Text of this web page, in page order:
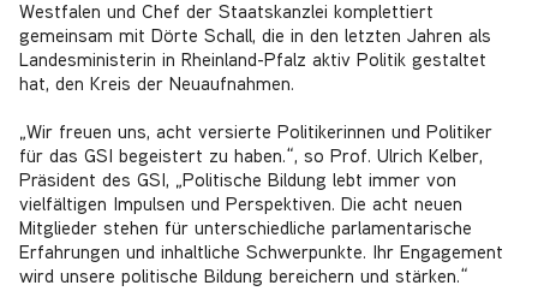
Westfalen und Chef der Staatskanzlei komplettiert
gemeinsam mit Dörte Schall, die in den letzten Jahren als
Landesministerin in Rheinland-Pfalz aktiv Politik gestaltet
hat, den Kreis der Neuaufnahmen.
„Wir freuen uns, acht versierte Politikerinnen und Politiker
für das GSI begeistert zu haben.“, so Prof. Ulrich Kelber,
Präsident des GSI, „Politische Bildung lebt immer von
vielfältigen Impulsen und Perspektiven. Die acht neuen
Mitglieder stehen für unterschiedliche parlamentarische
Erfahrungen und inhaltliche Schwerpunkte. Ihr Engagement
wird unsere politische Bildung bereichern und stärken.“